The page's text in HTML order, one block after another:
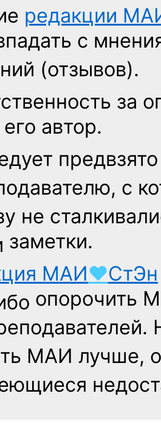
редакции
с
(отзывов).
за
автор.
с
не
заметки.
МАИ♥СтЭн
опорочить
МАИ лучше,